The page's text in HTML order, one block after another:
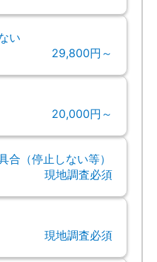
い
29,800円～
20,000円～
合（停止しない等）
現地調査必須
現地調査必須